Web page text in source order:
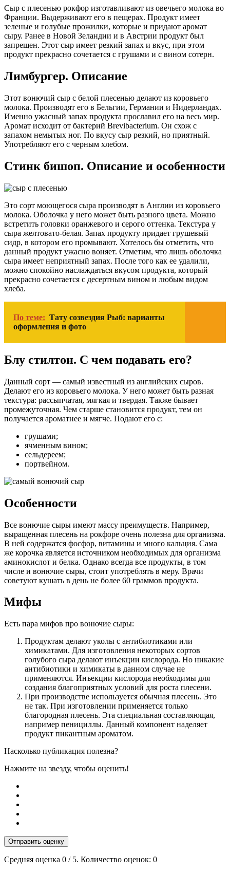
Сыр с плесенью рокфор изготавливают из овечьего молока во
Франции. Выдерживают его в пещерах. Продукт имеет
зеленые и голубые прожилки, которые и придают аромат
сыру. Ранее в Новой Зеландии и в Австрии продукт был
запрещен. Этот сыр имеет резкий запах и вкус, при этом
продукт прекрасно сочетается с грушами и с вином сотерн.
Лимбургер. Описание
Этот вонючий сыр с белой плесенью делают из коровьего
молока. Производят его в Бельгии, Германии и Нидерландах.
Именно ужасный запах продукта прославил его на весь мир.
Аромат исходит от бактерий Brevibacterium. Он схож с
запахом немытых ног. По вкусу сыр резкий, но приятный.
Употребляют его с черным хлебом.
Стинк бишоп. Описание и особенности
Это сорт моющегося сыра производят в Англии из коровьего
молока. Оболочка у него может быть разного цвета. Можно
встретить головки оранжевого и серого оттенка. Текстура у
сыра желтовато-белая. Запах продукту придает грушевый
сидр, в котором его промывают. Хотелось бы отметить, что
данный продукт ужасно воняет. Отметим, что лишь оболочка
сыра имеет неприятный запах. После того как ее удалили,
можно спокойно наслаждаться вкусом продукта, который
прекрасно сочетается с десертным вином и любым видом
хлеба.
По теме: Тату созвездия Рыб: варианты
оформления и фото
Блу стилтон. С чем подавать его?
Данный сорт — самый известный из английских сыров.
Делают его из коровьего молока. У него может быть разная
текстура: рассыпчатая, мягкая и твердая. Также бывает
промежуточная. Чем старше становится продукт, тем он
получается ароматнее и мягче. Подают его с:
грушами;
ячменным вином;
сельдереем;
портвейном.
Особенности
Все вонючие сыры имеют массу преимуществ. Например,
выращенная плесень на рокфоре очень полезна для организма.
В ней содержатся фосфор, витамины и много кальция. Сама
же корочка является источником необходимых для организма
аминокислот и белка. Однако всегда все продукты, в том
числе и вонючие сыры, стоит употреблять в меру. Врачи
советуют кушать в день не более 60 граммов продукта.
Мифы
Есть пара мифов про вонючие сыры:
Продуктам делают уколы с антибиотиками или
химикатами. Для изготовления некоторых сортов
голубого сыра делают инъекции кислорода. Но никакие
антибиотики и химикаты в данном случае не
применяются. Инъекции кислорода необходимы для
создания благоприятных условий для роста плесени.
При производстве используется обычная плесень. Это
не так. При изготовлении применяется только
благородная плесень. Эта специальная составляющая,
например пенициллы. Данный компонент наделяет
продукт пикантным ароматом.
Насколько публикация полезна?
Нажмите на звезду, чтобы оценить!
Отправить оценку
Средняя оценка 0 / 5. Количество оценок: 0